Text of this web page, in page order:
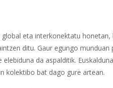
global eta interkonektatu
ditu. Gaur egungo
elebiduna da aspalditik.
kolektibo bat dago gure artean.